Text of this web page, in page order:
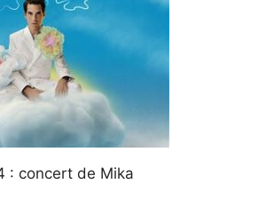
: concert de Mika